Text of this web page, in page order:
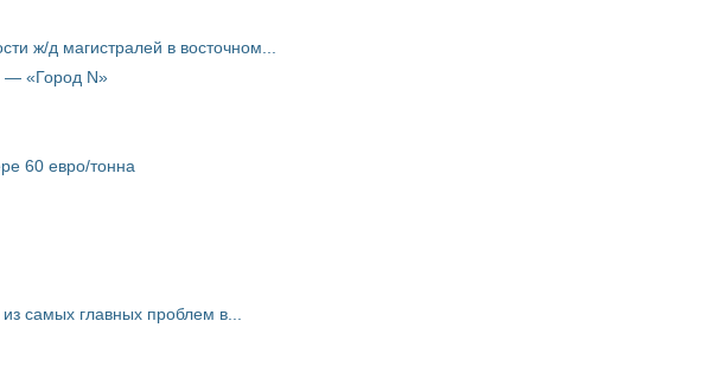
ж/д магистралей в восточном...
— «Город N»
60 евро/тонна
самых главных проблем в...